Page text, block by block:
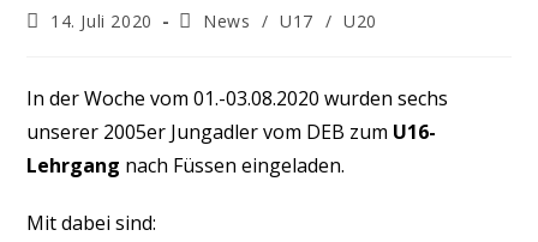
14. Juli 2020 News / U17 / U20
In der Woche vom 01.-03.08.2020 wurden sechs
unserer 2005er Jungadler vom DEB zum U16-
Lehrgang nach Füssen eingeladen.
Mit dabei sind: